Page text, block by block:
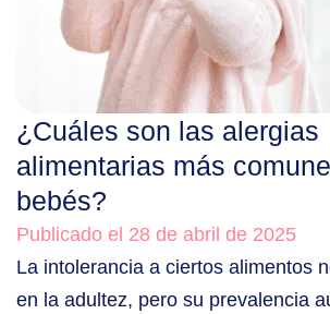
¿Cuáles son las alergias
alimentarias más
bebés?
Publicado el 28 de abril de 2025
La intolerancia a ciertos alimentos
en la adultez, pero su prevalencia